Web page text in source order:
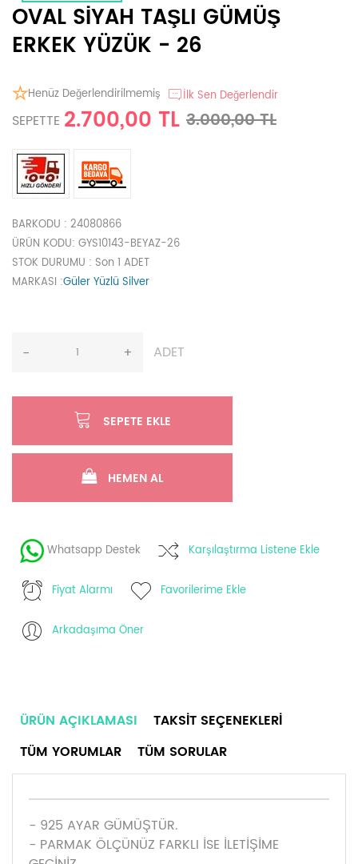
OVAL SİYAH TAŞLI GÜMÜŞ
ERKEK YÜZÜK - 26
Henüz Değerlendirilmemiş İlk Sen Değerlendir
SEPETTE 2.700,00 TL 3.000,00 TL
BARKODU : 24080866
ÜRÜN KODU: GYS10143-BEYAZ-26
STOK DURUMU : Son 1 ADET
MARKASI :Güler Yüzlü Silver
- + ADET
SEPETE EKLE
HEMEN AL
Whatsapp Destek Karşılaştırma Listene Ekle
Fiyat Alarmı Favorilerime Ekle
Arkadaşıma Öner
ÜRÜN AÇIKLAMASI
TAKSIT SEÇENEKLERI
TÜM YORUMLAR
TÜM SORULAR
- 925 AYAR GÜMÜŞTÜR.
- PARMAK ÖLÇÜNÜZ FARKLI İSE İLETİŞİME